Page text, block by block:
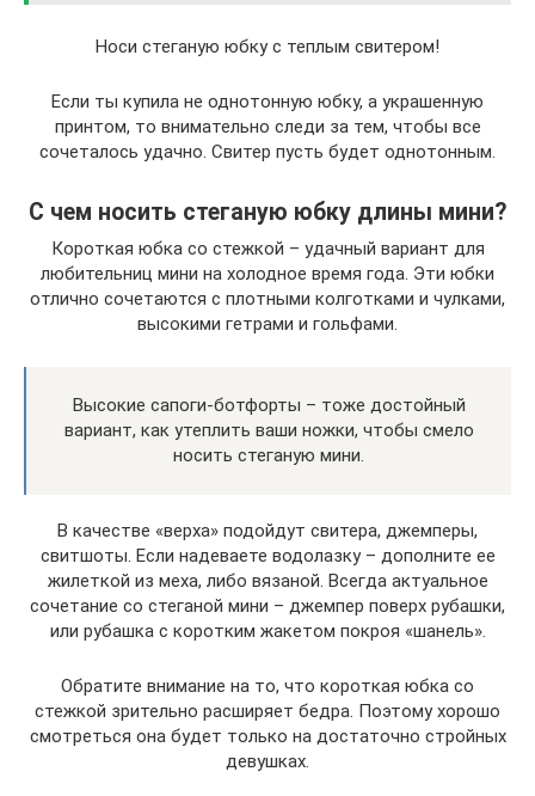
Носи стеганую юбку с теплым свитером!
Если ты купила не однотонную юбку, а украшенную
принтом, то внимательно следи за тем, чтобы все
сочеталось удачно. Свитер пусть будет однотонным.
С чем носить стеганую юбку длины мини?
Короткая юбка со стежкой – удачный вариант для
любительниц мини на холодное время года. Эти юбки
отлично сочетаются с плотными колготками и чулками,
высокими гетрами и гольфами.
Высокие сапоги-ботфорты – тоже достойный
вариант, как утеплить ваши ножки, чтобы смело
носить стеганую мини.
В качестве «верха» подойдут свитера, джемперы,
свитшоты. Если надеваете водолазку – дополните ее
жилеткой из меха, либо вязаной. Всегда актуальное
сочетание со стеганой мини – джемпер поверх рубашки,
или рубашка с коротким жакетом покроя «шанель».
Обратите внимание на то, что короткая юбка со
стежкой зрительно расширяет бедра. Поэтому хорошо
смотреться она будет только на достаточно стройных
девушках.